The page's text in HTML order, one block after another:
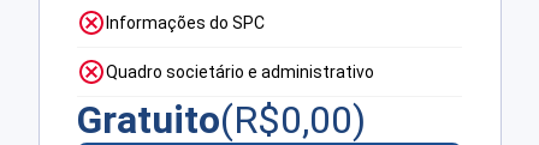
Informações do SPC
Quadro societário e administrativo
Gratuito(R$0,00)